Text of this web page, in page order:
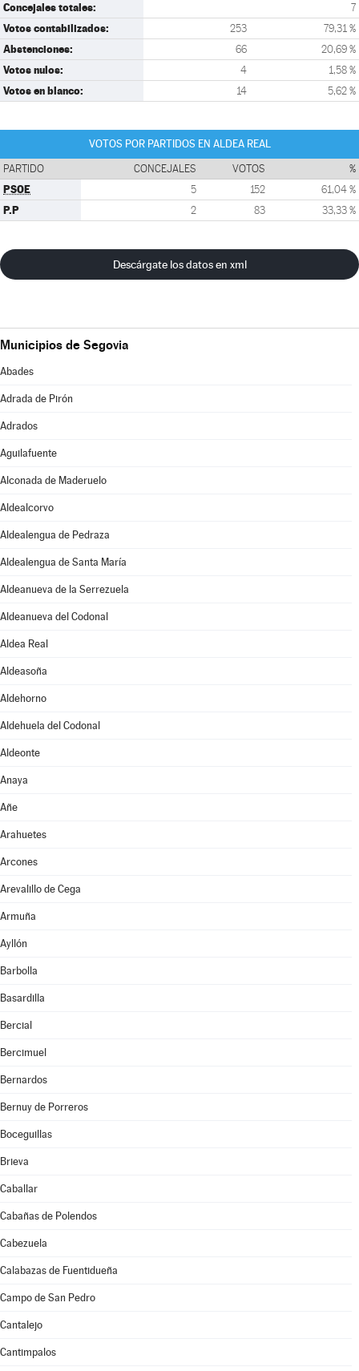
Concejales totales: 7
Votos contabilizados: 253 79,31 %
Abstenciones: 66 20,69 %
Votos nulos: 4 1,58 %
Votos en blanco: 14 5,62 %
VOTOS POR PARTIDOS EN ALDEA REAL
PARTIDO CONCEJALES VOTOS %
PSOE 5 152 61,04 %
P.P 2 83 33,33 %
Descárgate los datos en xml
Municipios de Segovia
Abades
Adrada de Pirón
Adrados
Aguilafuente
Alconada de Maderuelo
Aldealcorvo
Aldealengua de Pedraza
Aldealengua de Santa María
Aldeanueva de la Serrezuela
Aldeanueva del Codonal
Aldea Real
Aldeasoña
Aldehorno
Aldehuela del Codonal
Aldeonte
Anaya
Añe
Arahuetes
Arcones
Arevalillo de Cega
Armuña
Ayllón
Barbolla
Basardilla
Bercial
Bercimuel
Bernardos
Bernuy de Porreros
Boceguillas
Brieva
Caballar
Cabañas de Polendos
Cabezuela
Calabazas de Fuentidueña
Campo de San Pedro
Cantalejo
Cantimpalos